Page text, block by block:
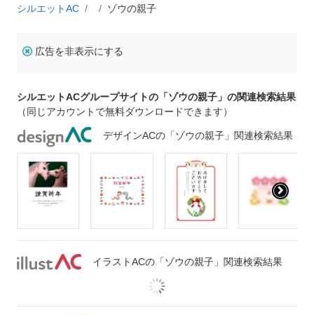
シルエットAC ゾウの親子
広告を非表示にする
シルエットACグループサイトの「ゾウの親子」の関連検索結果
（同じアカウントで無料ダウンロードできます）
デザインACの「ゾウの親子」関連検索結果
イラストACの「ゾウの親子」関連検索結果